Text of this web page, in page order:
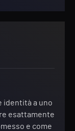
identità a uno
esattamente
e come